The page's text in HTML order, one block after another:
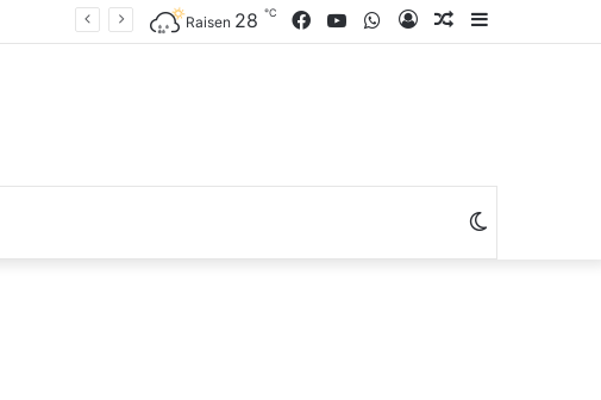
Sidebar
Random
Log
WhatsApp
YouTube
Facebook
Raisen 28 ℃